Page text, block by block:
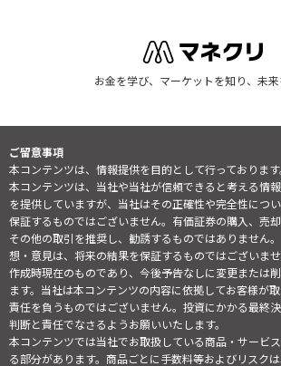
お金を学び、マーケットを知り、未来
ご留意事項
本コンテンツは、情報提供を目的として行っております
本コンテンツは、当社や当社が信頼できると考える情
を提供していますが、当社はその正確性や完全性につ
保証するものではございません。有価証券の購入、売却
その他の取引を推奨し、勧誘するものではありません
想・意見は、将来の結果を保証するものではございま
作成時現在のものであり、今後予告なしに変更または
ます。当社は本コンテンツの内容に依拠してお客様が
責任を負うものではございません。投資にかかる最終
判断と責任でなさるようお願いいたします。
本コンテンツでは当社でお取扱している商品・サービ
る部分があります。商品ごとに手数料等およびリスク